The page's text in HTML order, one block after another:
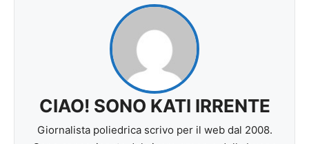
CIAO! SONO KATI IRRENTE
Giornalista poliedrica scrivo per il web dal 2008.